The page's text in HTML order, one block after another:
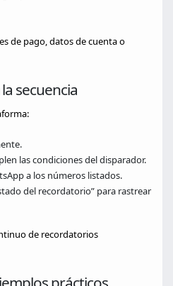
de pago, datos de cuenta o
secuencia
las condiciones del disparador.
a los números listados.
del recordatorio” para rastrear
de recordatorios